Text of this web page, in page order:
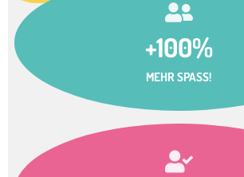
+100%
MEHR SPASS!